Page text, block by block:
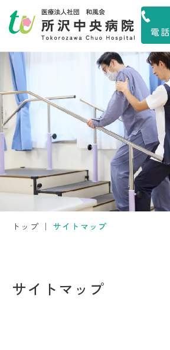
電話
トップ ｜ サイトマップ
サイトマップ